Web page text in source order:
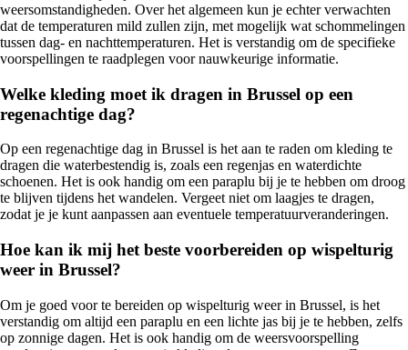
weersomstandigheden. Over het algemeen kun je echter verwachten
dat de temperaturen mild zullen zijn, met mogelijk wat schommelingen
tussen dag- en nachttemperaturen. Het is verstandig om de specifieke
voorspellingen te raadplegen voor nauwkeurige informatie.
Welke kleding moet ik dragen in Brussel op een
regenachtige dag?
Op een regenachtige dag in Brussel is het aan te raden om kleding te
dragen die waterbestendig is, zoals een regenjas en waterdichte
schoenen. Het is ook handig om een paraplu bij je te hebben om droog
te blijven tijdens het wandelen. Vergeet niet om laagjes te dragen,
zodat je je kunt aanpassen aan eventuele temperatuurveranderingen.
Hoe kan ik mij het beste voorbereiden op wispelturig
weer in Brussel?
Om je goed voor te bereiden op wispelturig weer in Brussel, is het
verstandig om altijd een paraplu en een lichte jas bij je te hebben, zelfs
op zonnige dagen. Het is ook handig om de weersvoorspelling